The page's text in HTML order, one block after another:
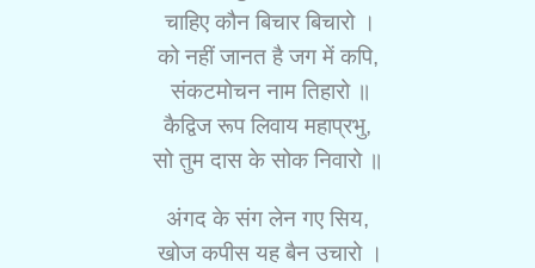
चाहिए कौन बिचार बिचारो ।
को नहीं जानत है जग में कपि,
संकटमोचन नाम तिहारो ॥
कैद्विज रूप लिवाय महाप्रभु,
सो तुम दास के सोक निवारो ॥
अंगद के संग लेन गए सिय,
खोज कपीस यह बैन उचारो ।